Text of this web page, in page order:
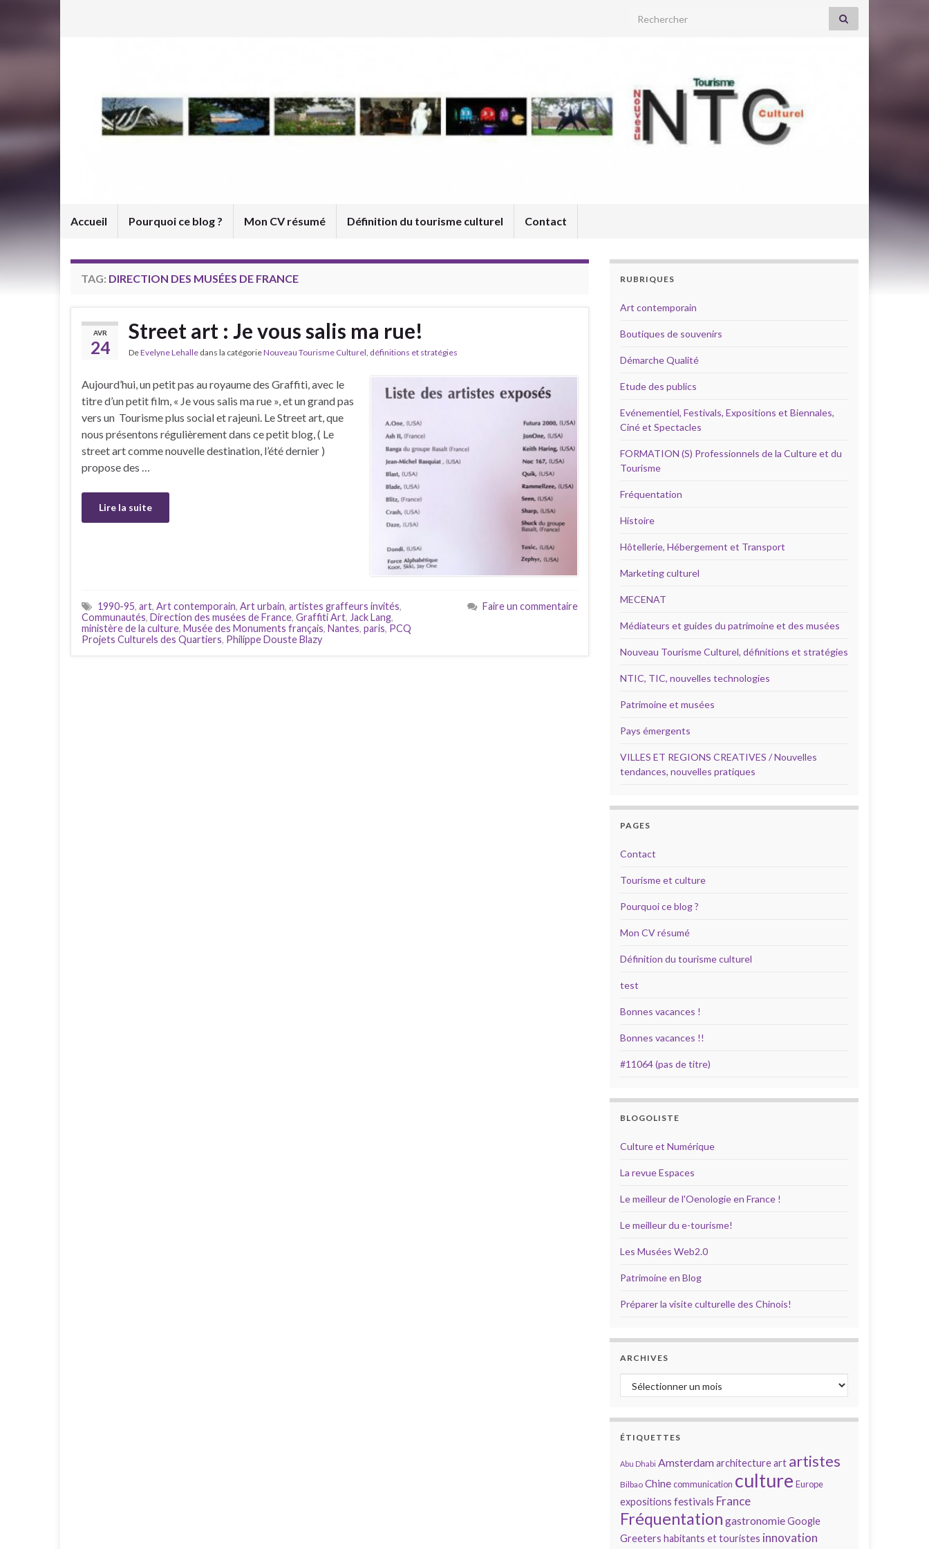
Search for:
Accueil Pourquoi ce blog ? Mon CV résumé Définition du tourisme culturel Contact
TAG: DIRECTION DES MUSÉES DE FRANCE
AVR
24
Street art : Je vous salis ma rue!
DeEvelyne Lehalle dans la catégorieNouveau Tourisme Culturel, définitions et stratégies
Aujourd’hui, un petit pas au royaume des Graffiti, avec le
titre d’un petit film, « Je vous salis ma rue », et un grand pas
vers un Tourisme plus social et rajeuni. Le Street art, que
nous présentons régulièrement dans ce petit blog, ( Le
street art comme nouvelle destination, l’été dernier )
propose des …
Lire la suite
1990-95, art, Art contemporain, Art urbain, artistes graffeurs invités,
Communautés, Direction des musées de France, Graffiti Art, Jack Lang,
ministère de la culture, Musée des Monuments français, Nantes, paris, PCQ
Projets Culturels des Quartiers, Philippe Douste Blazy
Faire un commentaire
RUBRIQUES
Art contemporain
Boutiques de souvenirs
Démarche Qualité
Etude des publics
Evénementiel, Festivals, Expositions et Biennales,
Ciné et Spectacles
FORMATION (S) Professionnels de la Culture et du
Tourisme
Fréquentation
Histoire
Hôtellerie, Hébergement et Transport
Marketing culturel
MECENAT
Médiateurs et guides du patrimoine et des musées
Nouveau Tourisme Culturel, définitions et stratégies
NTIC, TIC, nouvelles technologies
Patrimoine et musées
Pays émergents
VILLES ET REGIONS CREATIVES / Nouvelles
tendances, nouvelles pratiques
PAGES
Contact
Tourisme et culture
Pourquoi ce blog ?
Mon CV résumé
Définition du tourisme culturel
test
Bonnes vacances !
Bonnes vacances !!
#11064 (pas de titre)
BLOGOLISTE
Culture et Numérique
La revue Espaces
Le meilleur de l'Oenologie en France !
Le meilleur du e-tourisme!
Les Musées Web2.0
Patrimoine en Blog
Préparer la visite culturelle des Chinois!
ARCHIVES
Archives
ÉTIQUETTES
Abu Dhabi Amsterdamarchitectureart artistes
Bilbao Chinecommunication culture Europe
expositions festivals France
Fréquentation gastronomieGoogle
Greeters habitants et touristes innovation